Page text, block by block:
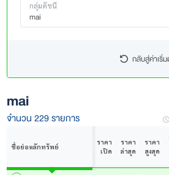
กลุ่มดัชนี
mai
กลับสู่ค่าเริ่
mai
จำนวน 229 รายการ
ชื่อย่อหลักทรัพย์
ราคา
เปิด
ราคา
ล่าสุด
ราคา
สูงสุด